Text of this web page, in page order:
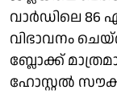
വാർഡിലെ
വിഭാവനം
ബ്ലോക്ക്
ഹോസ്റ്റൽ